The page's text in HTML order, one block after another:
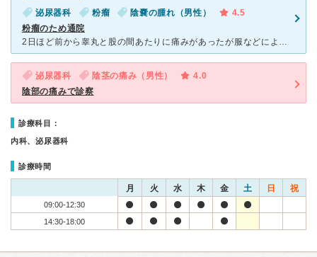
泌尿器科 粉瘤 陰嚢の腫れ（男性）
4.5
粉瘤のため通院
2日ほど前から睾丸と股の間あたりに痛みがあったが服などによる擦れで痛くなって位いるだけだと思っていたが、1日前ふと触った時に大きなしこりがあり何か大きな病気になってしまったかと思い通院。時間はさほどか
泌尿器科 陰茎の痛み（男性）
4.0
陰部の痛みで診察
診療科目：
内科、泌尿器科
診療時間
月 火 水 木 金 土 日 祝
09:00-12:30
14:30-18:00